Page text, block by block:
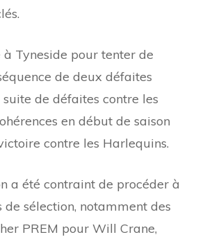
Tyneside pour tenter de
de deux défaites
de défaites contre les
en début de saison
contre les Harlequins.
a été contraint de procéder à
de sélection, notamment des
PREM pour Will Crane,